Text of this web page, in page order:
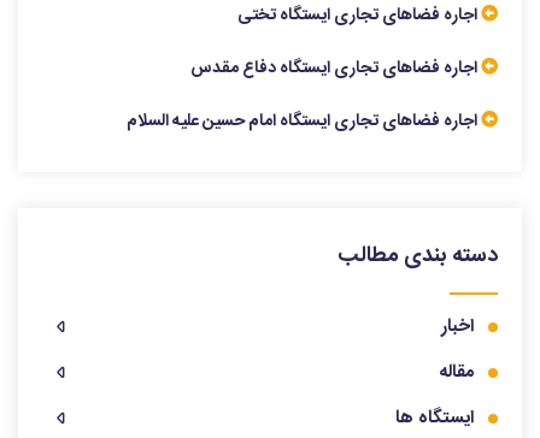
اجاره فضاهای تجاری ایستگاه تختی
اجاره فضاهای تجاری ایستگاه دفاع مقدس
اجاره فضاهای تجاری ایستگاه امام حسین علیه السلام
دسته بندی مطالب
اخبار
مقاله
ایستگاه ها